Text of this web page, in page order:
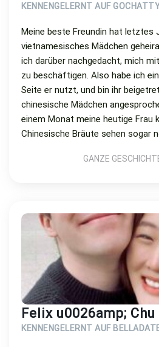
KENNENGELERNT AUF
Meine beste Freundin hat letztes
vietnamesisches Mädchen
ich darüber nachgedacht, mich
zu beschäftigen. Also habe ich
Seite er nutzt, und bin ihr
chinesische Mädchen
einem Monat meine heutige Frau
Chinesische Bräute sehen sogar
GANZE
Felix u0026amp; Chu
KENNENGELERNT AUF